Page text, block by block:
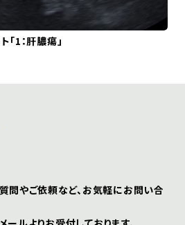
1：肝膿瘍」
問やご依頼など、お気軽にお問い合